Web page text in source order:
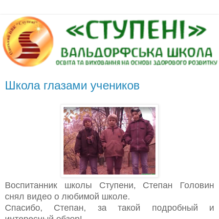
Школа глазами учеников
Воспитанник школы Ступени, Степан Головин
снял видео о любимой школе.
Спасибо, Степан, за такой подробный и